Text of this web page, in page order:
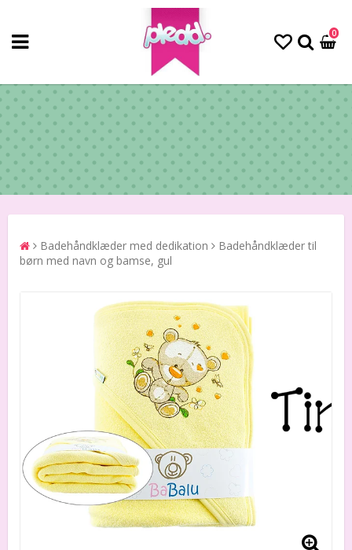
0
Badehåndklæder med dedikation
Badehåndklæder til
børn med navn og bamse, gul